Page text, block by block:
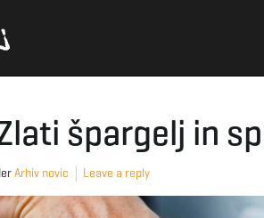
špargelj in
Arhiv novic Leave a reply